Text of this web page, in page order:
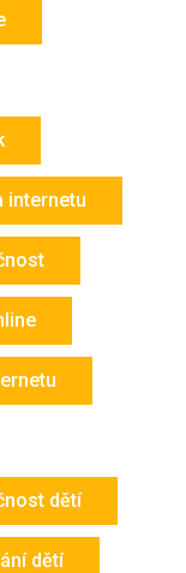
internetu
dětí
dětí